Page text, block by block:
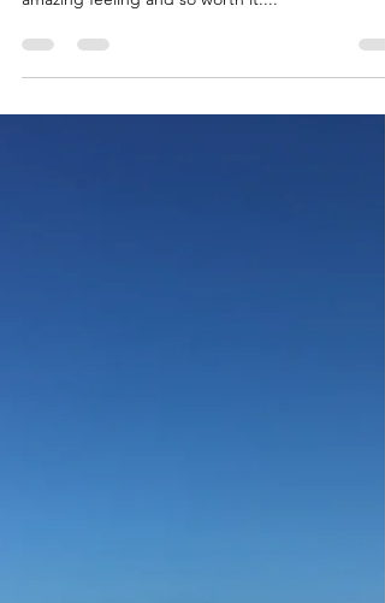
the key west road, with sun in your face is a
amazing feeling and so worth it....